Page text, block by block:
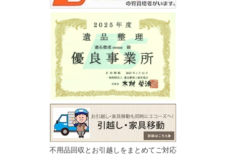
不用品回収とお引越しをまとめてご対応